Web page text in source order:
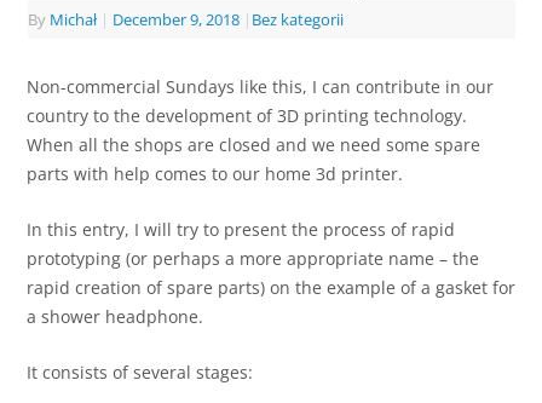
By Michał | December 9, 2018 | Bez kategorii
Non-commercial Sundays like this, I can contribute in our
country to the development of 3D printing technology.
When all the shops are closed and we need some spare
parts with help comes to our home 3d printer.
In this entry, I will try to present the process of rapid
prototyping (or perhaps a more appropriate name – the
rapid creation of spare parts) on the example of a gasket for
a shower headphone.
It consists of several stages: